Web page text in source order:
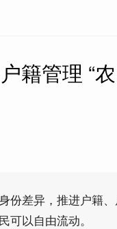
籍管理 “
份差异，推进户籍
可以自由流动。